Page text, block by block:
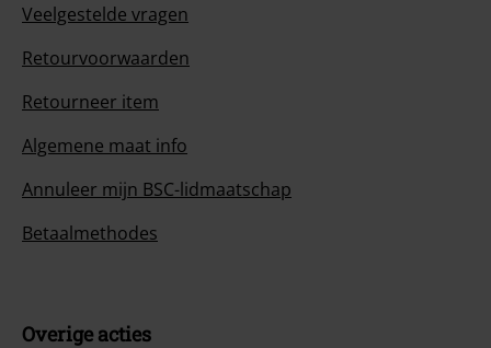
Veelgestelde vragen
Retourvoorwaarden
Retourneer item
Algemene maat info
Annuleer mijn BSC-lidmaatschap
Betaalmethodes
Overige acties